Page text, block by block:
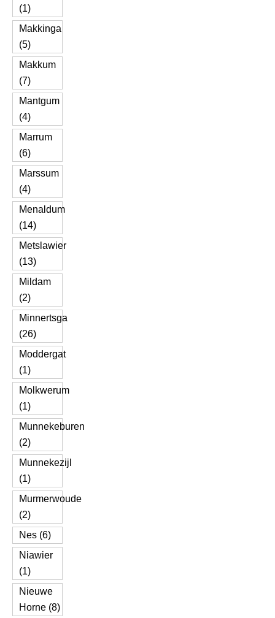
(1)
Makkinga
(5)
Makkum
(7)
Mantgum
(4)
Marrum
(6)
Marssum
(4)
Menaldum
(14)
Metslawier
(13)
Mildam
(2)
Minnertsga
(26)
Moddergat
(1)
Molkwerum
(1)
Munnekeburen
(2)
Munnekezijl
(1)
Murmerwoude
(2)
Nes (6)
Niawier
(1)
Nieuwe
Horne (8)